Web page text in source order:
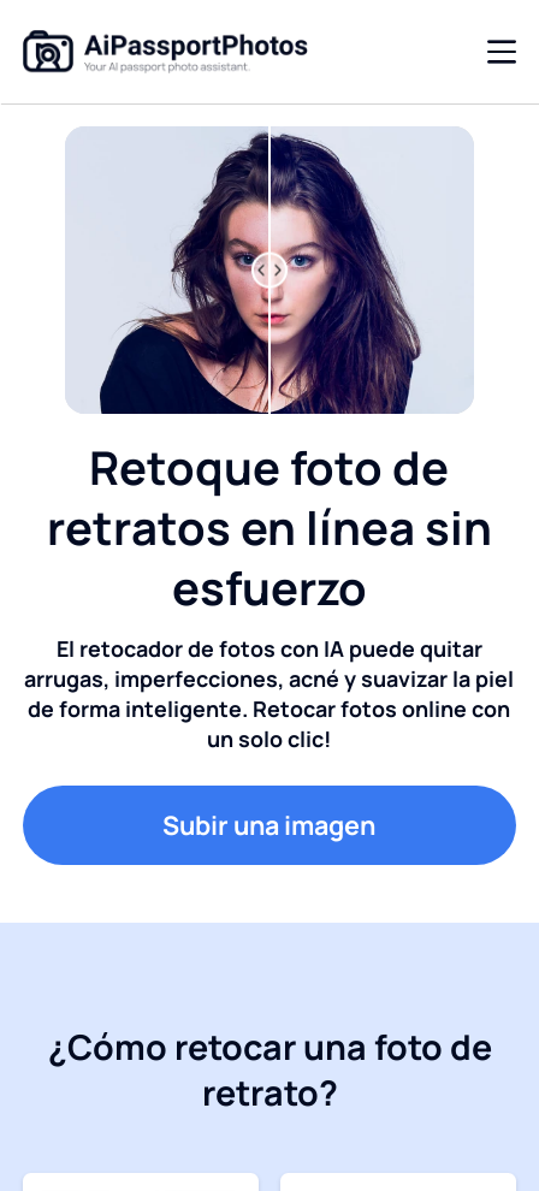
Retoque foto de
retratos en línea sin
esfuerzo
El retocador de fotos con IA puede quitar
arrugas, imperfecciones, acné y suavizar la piel
de forma inteligente. Retocar fotos online con
un solo clic!
Subir una imagen
¿Cómo retocar una foto de
retrato?